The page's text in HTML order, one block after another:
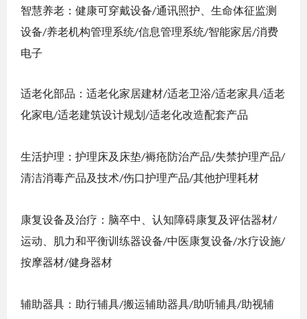
智慧养老：健康可穿戴设备/通讯照护、生命体征监测
设备/养老机构管理系统/信息管理系统/智能家居/消费
电子
适老化部品：适老化家居建材/适老卫浴/适老家具/适老
化家电/适老建筑设计规划 /适老化改造配套产品
生活护理：护理床及床垫/褥疮防治产品/失禁护理产品/
清洁消毒产品及技术/伤口护理产品/其他护理耗材
康复设备及治疗：脑卒中、认知障碍康复及评估器材/
运动、肌力和平衡训练器设备/中医康复设备/水疗设施/
按摩器材/健身器材
辅助器具：助行辅具/搬运辅助器具/助听辅具/助视辅